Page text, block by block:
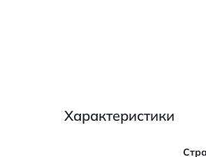
Характеристики